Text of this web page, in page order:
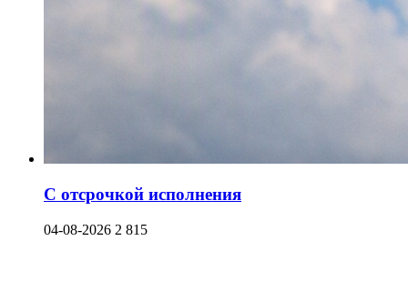
С отсрочкой исполнения
04-08-2026 2 815